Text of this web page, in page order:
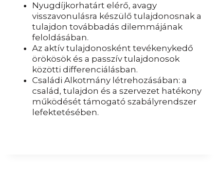
Nyugdíjkorhatárt elérő, avagy
visszavonulásra készülő tulajdonosnak a
tulajdon továbbadás dilemmájának
feloldásában.
Az aktív tulajdonosként tevékenykedő
örökösök és a passzív tulajdonosok
közötti differenciálásban.
Családi Alkotmány létrehozásában: a
család, tulajdon és a szervezet hatékony
működését támogató szabályrendszer
lefektetésében.